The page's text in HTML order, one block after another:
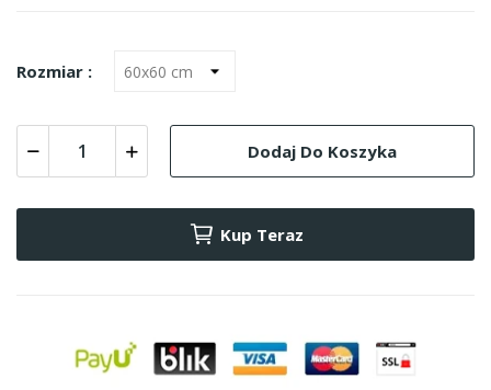
Rozmiar :
Dodaj Do Koszyka
Kup Teraz